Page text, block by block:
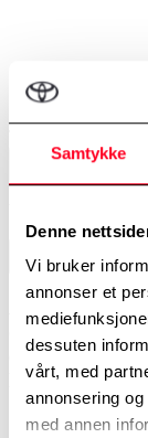
Samtykke
Denne
Vi bruker
annonser et
dessuten
vårt, med
annonsering
med annen
Sorter etter Siste
Akkurat nå er
det kommer
en av våre
hvilke biler